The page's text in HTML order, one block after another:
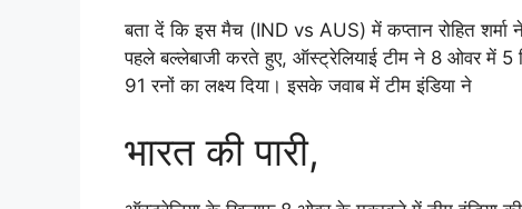
बता दें कि इस मैच (IND vs AUS) में कप्तान रोहित शर्मा
पहले बल्लेबाजी करते हुए, ऑस्ट्रेलियाई टीम ने 8 ओवर में
91 रनों का लक्ष्य दिया। इसके जवाब में टीम इंडिया ने
भारत की पारी,